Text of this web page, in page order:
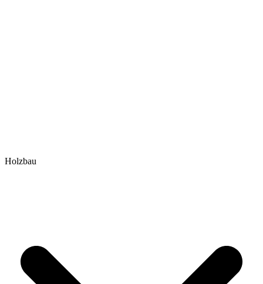
Holzbau